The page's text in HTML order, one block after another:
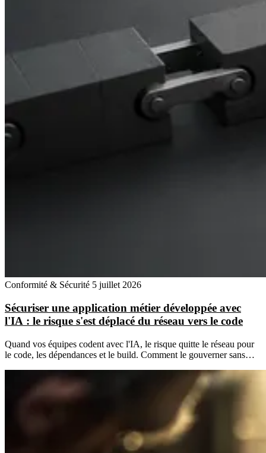
Conformité & Sécurité 5 juillet 2026
Sécuriser une application métier développée avec
l'IA : le risque s'est déplacé du réseau vers le code
Quand vos équipes codent avec l'IA, le risque quitte le réseau pour
le code, les dépendances et le build. Comment le gouverner sans…